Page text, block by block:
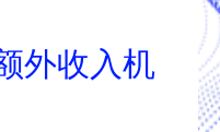
外收入机